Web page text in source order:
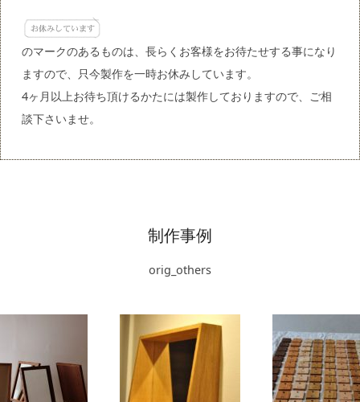
のマークのあるものは、長らくお客様をお待たせする事になり
ますので、只今製作を一時お休みしています。
4ヶ月以上お待ち頂けるかたには製作しておりますので、ご相
談下さいませ。
制作事例
orig_others